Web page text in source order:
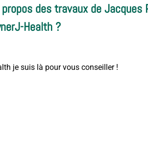
des travaux de
Health ?
je suis là pour vous conseiller !